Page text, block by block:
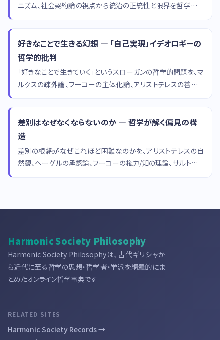
ニズム、社会契約論の視点から統治の正統性と限界を哲学的に
好きなことで生きる幻想 — 「自己実現」イデオロギーの
哲学的批判
「好きなことで生きていく」というスローガンの哲学的問題を、マ
ルクスの疎外論、フーコーの主体化論、アリストテレスの善き生
差別はなぜなくならないのか — 哲学が解く偏見の構
造
差別の根絶がなぜこれほど困難なのかを、アリストテレスの自
然観、ヘーゲルの承認論、フーコーの権力/知の理論、サルトルの
Harmonic Society Philosophy
Harmonic Society Philosophyは、古代ギリシャか
ら近代に至る哲学の思想・哲学者・学派を網羅的にま
とめたオンライン哲学事典です
RELATED SITES
Harmonic Society Records →